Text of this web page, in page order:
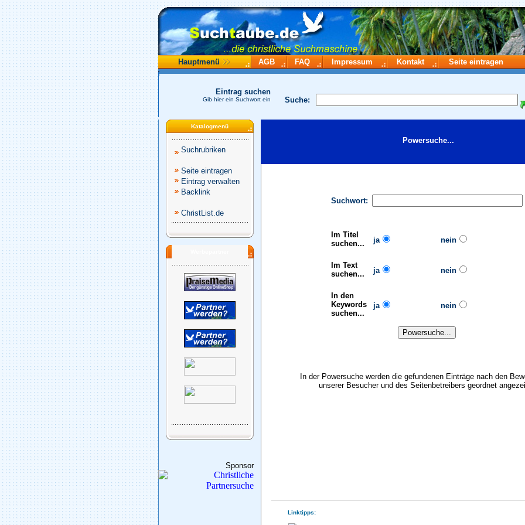
Hauptmenü AGB FAQ Impressum Kontakt Seite eintragen
Suche:
Eintrag suchen
Gib hier ein Suchwort ein
Katalogmenü
Suchrubriken
Seite eintragen
Eintrag verwalten
Backlink
ChristList.de
Sponsor
Powersuche...
Suchwort:
Im Titel
suchen...
ja nein
Im Text
suchen...
ja nein
In den
Keywords
suchen...
ja nein
In der Powersuche werden die gefundenen Einträge nach den
unserer Besucher und des Seitenbetreibers geordnet
Linktipps: